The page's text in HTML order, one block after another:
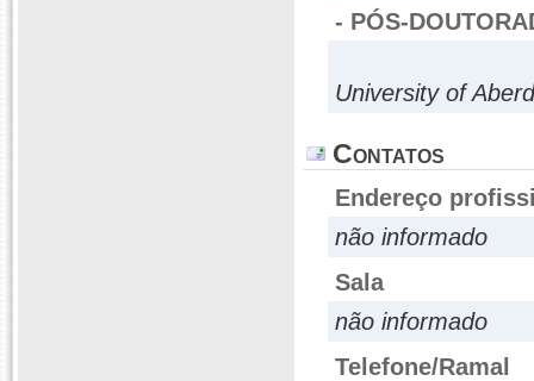
- PÓS-
University of
Contatos
Endereço
não informado
Sala
não informado
Telefone/Ramal